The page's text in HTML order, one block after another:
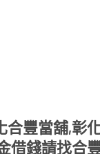
豐當舖,彰
借錢請找合